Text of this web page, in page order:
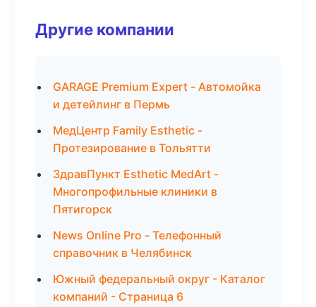
Другие компании
GARAGE Premium Expert - Автомойка
и детейлинг в Пермь
МедЦентр Family Esthetic -
Протезирование в Тольятти
ЗдравПункт Esthetic MedArt -
Многопрофильные клиники в
Пятигорск
News Online Pro - Телефонный
справочник в Челябинск
Южный федеральный округ - Каталог
компаний - Страница 6